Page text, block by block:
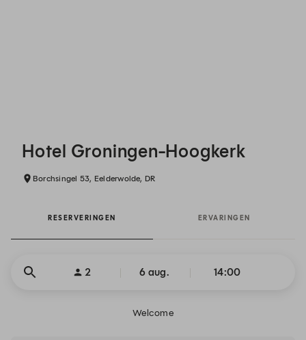
Hotel Groningen-Hoogkerk
Borchsingel 53, Eelderwolde, DR
RESERVERINGEN ERVARINGEN
2 6 aug. 14:00
Welcome